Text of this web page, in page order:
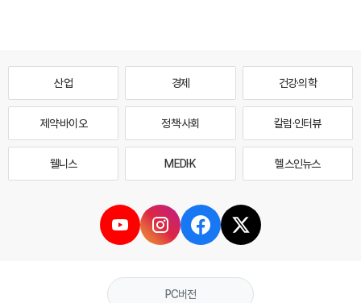
산업 경제 건강·의학
제약·바이오 정책·사회 칼럼·인터뷰
웰니스 MEDI·K 헬스인뉴스
PC버전